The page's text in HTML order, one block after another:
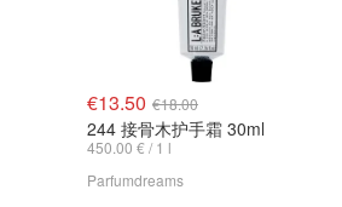
€13.50 €18.00
244 接骨木护手霜 30ml
450.00 € / 1 l
Parfumdreams